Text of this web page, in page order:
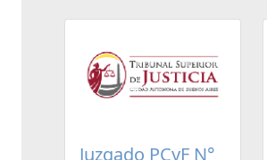
Juzgado PCyF N°